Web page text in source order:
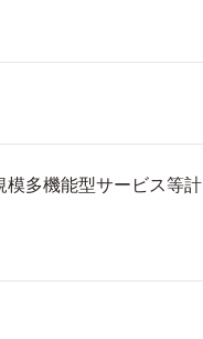
模多機能型サービス等計